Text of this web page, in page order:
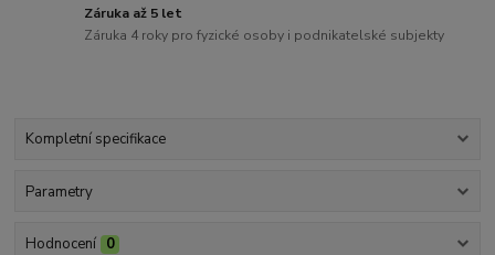
Záruka až 5 let
Záruka 4 roky pro fyzické osoby i podnikatelské subjekty
Kompletní specifikace
Parametry
Hodnocení 0